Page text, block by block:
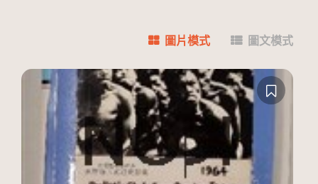
圖片模式 圖文模式